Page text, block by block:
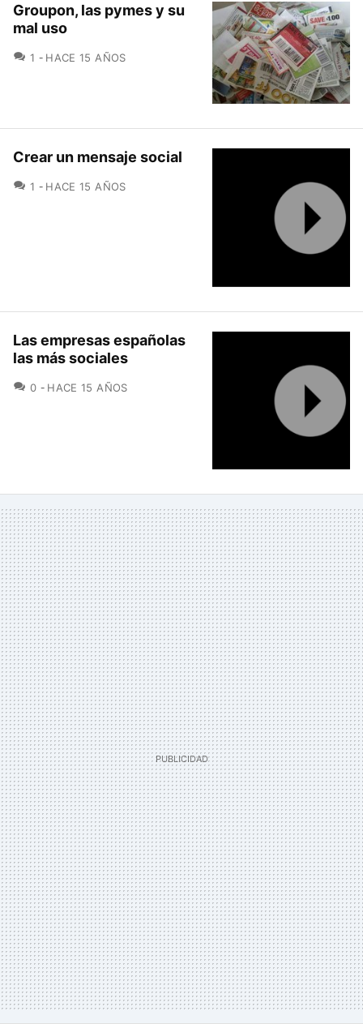
Groupon, las pymes y su
mal uso
1 COMENTARIOS
HACE 15 AÑOS
Crear un mensaje social
1 COMENTARIOS
HACE 15 AÑOS
Las empresas españolas
las más sociales
0 COMENTARIOS
HACE 15 AÑOS